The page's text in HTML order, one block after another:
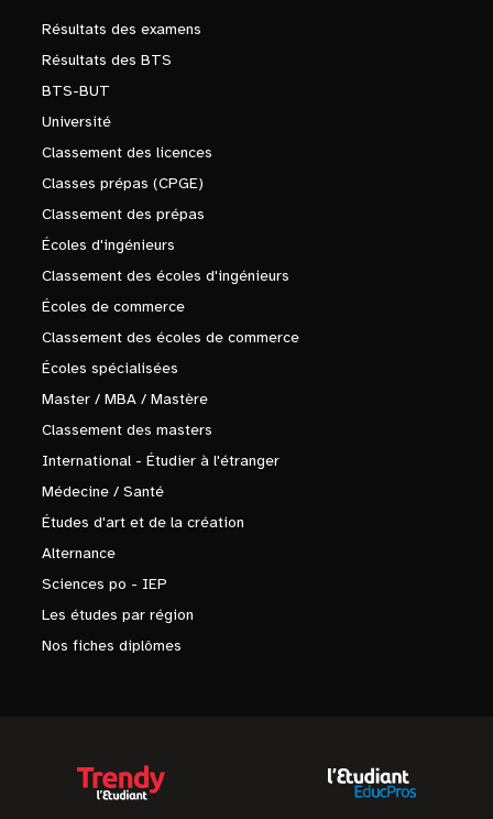
Résultats des examens
Résultats des BTS
BTS-BUT
Université
Classement des licences
Classes prépas (CPGE)
Classement des prépas
Écoles d'ingénieurs
Classement des écoles d'ingénieurs
Écoles de commerce
Classement des écoles de commerce
Écoles spécialisées
Master / MBA / Mastère
Classement des masters
International - Étudier à l'étranger
Médecine / Santé
Études d'art et de la création
Alternance
Sciences po - IEP
Les études par région
Nos fiches diplômes